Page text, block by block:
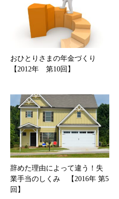
おひとりさまの年金づくり
【2012年 第10回】
辞めた理由によって違う！失
業手当のしくみ 【2016年 第5
回】